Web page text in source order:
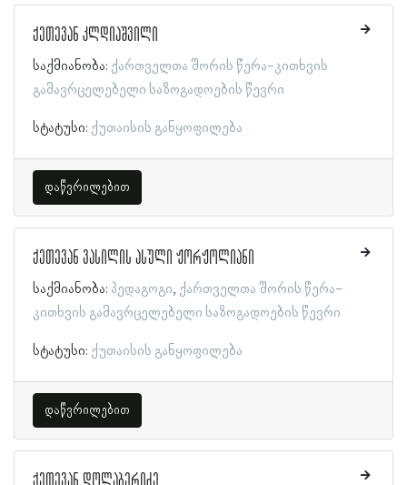
ქეთევან კლდიაშვილი
საქმიანობა: ქართველთა შორის წერა-კითხვის
გამავრცელებელი საზოგადოების წევრი
სტატუსი: ქუთაისის განყოფილება
დაწვრილებით
ქეთევან ვასილის ასული ჟორჟოლიანი
საქმიანობა: პედაგოგი ქართველთა შორის წერა-
კითხვის გამავრცელებელი საზოგადოების წევრი
სტატუსი: ქუთაისის განყოფილება
დაწვრილებით